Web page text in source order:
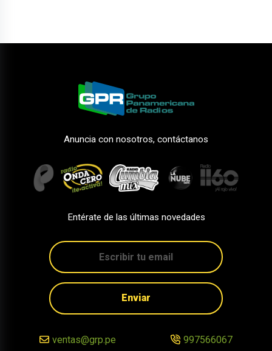
Anuncia con nosotros, contáctanos
Entérate de las últimas novedades
Enviar
ventas@grp.pe 997566067